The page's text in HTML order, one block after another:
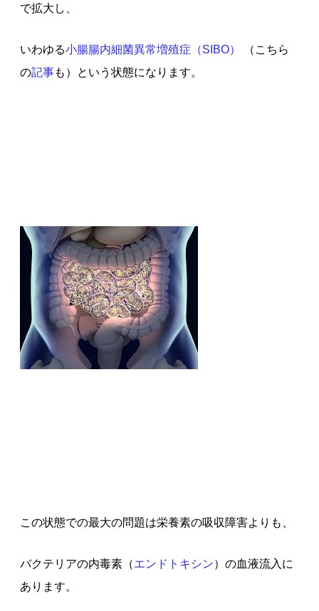
で拡大し、
いわゆる小腸腸内細菌異常増殖症（SIBO）
（こちら
の記事も）という状態になります。
この状態での最大の問題は栄養素の吸収障害よりも、
バクテリアの内毒素（エンドトキシン）の血液流入に
あります。